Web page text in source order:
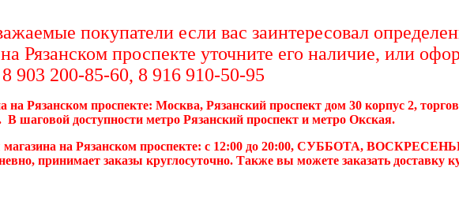
покупатели если вас заинтересовал
Рязанском проспекте уточните его наличие, или
903 200-85-60, 8 916 910-50-95
на Рязанском проспекте: Москва, Рязанский проспект дом 30 корпус 2,
В шаговой доступности метро Рязанский проспект и метро Окская.
на Рязанском проспекте: с 12:00 до 20:00, СУББОТА,
принимает заказы круглосуточно. Также вы можете заказать доставку